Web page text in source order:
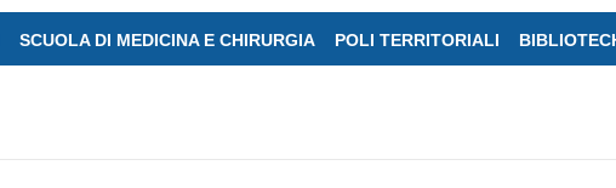
SCUOLA DI MEDICINA E CHIRURGIA POLI TERRITORIALI